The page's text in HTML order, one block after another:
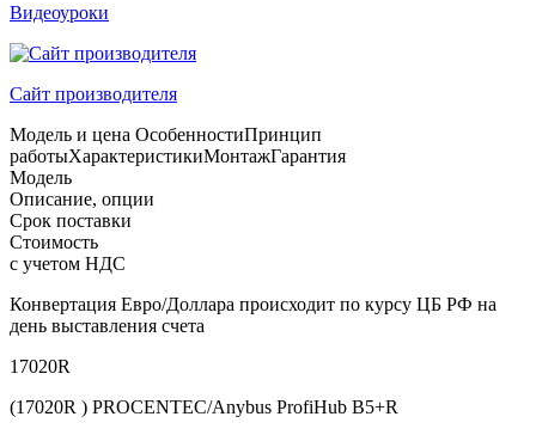
Видеоуроки
Сайт производителя
Модель и цена ОсобенностиПринцип
работыХарактеристикиМонтажГарантия
Модель
Описание, опции
Срок поставки
Стоимость
с учетом НДС
Конвертация Евро/Доллара происходит по курсу ЦБ РФ на
день выставления счета
17020R
(17020R ) PROCENTEC/Anybus ProfiHub B5+R